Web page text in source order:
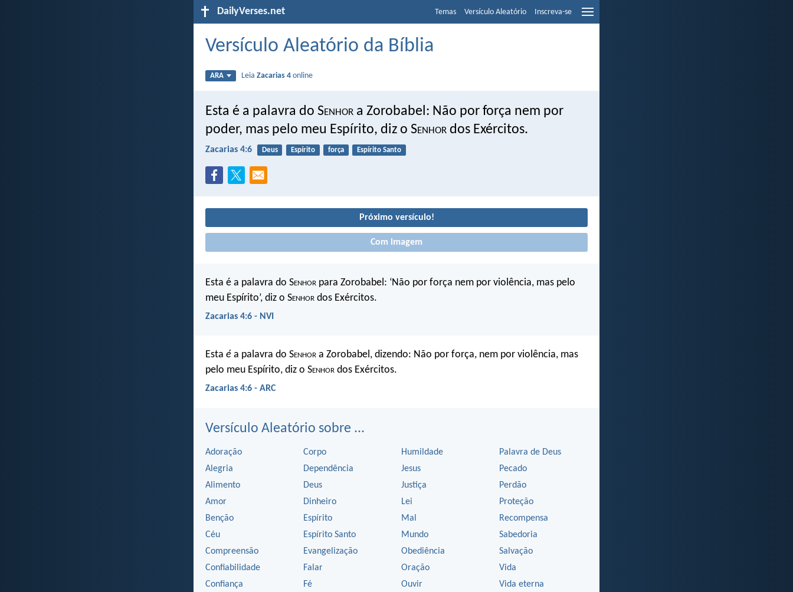
DailyVerses.net Temas Versículo Aleatório Inscreva-se
Versículo Aleatório da Bíblia
ARA LeiaZacarias 4 online
Esta é a palavra do Senhor a Zorobabel: Não por força nem por
poder, mas pelo meu Espírito, diz o Senhor dos Exércitos.
Zacarias 4:6 Deus Espírito força Espírito Santo
Próximo versículo!
Com imagem
Esta é a palavra do Senhor para Zorobabel: ‘Não por força nem por violência, mas pelo
meu Espírito’, diz o Senhor dos Exércitos.
Zacarias 4:6 - NVI
Esta é a palavra do Senhor a Zorobabel, dizendo: Não por força, nem por violência, mas
pelo meu Espírito, diz o Senhor dos Exércitos.
Zacarias 4:6 - ARC
Versículo Aleatório sobre ...
Adoração
Alegria
Alimento
Amor
Benção
Céu
Compreensão
Confiabilidade
Confiança
Corpo
Dependência
Deus
Dinheiro
Espírito
Espírito Santo
Evangelização
Falar
Fé
Humildade
Jesus
Justiça
Lei
Mal
Mundo
Obediência
Oração
Ouvir
Palavra de Deus
Pecado
Perdão
Proteção
Recompensa
Sabedoria
Salvação
Vida
Vida eterna